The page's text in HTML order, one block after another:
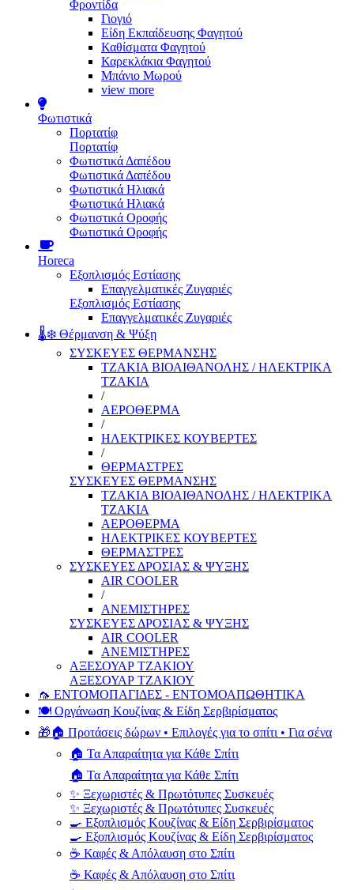
Φροντίδα
Γιογιό
Είδη Εκπαίδευσης Φαγητού
Καθίσματα Φαγητού
Καρεκλάκια Φαγητού
Μπάνιο Μωρού
view more
Φωτιστικά
Πορτατίφ
Πορτατίφ
Φωτιστικά Δαπέδου
Φωτιστικά Δαπέδου
Φωτιστικά Ηλιακά
Φωτιστικά Ηλιακά
Φωτιστικά Οροφής
Φωτιστικά Οροφής
Horeca
Εξοπλισμός Εστίασης
Επαγγελματικές Ζυγαριές
Εξοπλισμός Εστίασης
Επαγγελματικές Ζυγαριές
🌡️❄️ Θέρμανση & Ψύξη
ΣΥΣΚΕΥΕΣ ΘΕΡΜΑΝΣΗΣ
ΤΖΑΚΙΑ ΒΙΟΑΙΘΑΝΟΛΗΣ / ΗΛΕΚΤΡΙΚΑ
ΤΖΑΚΙΑ
/
ΑΕΡΟΘΕΡΜΑ
/
ΗΛΕΚΤΡΙΚΕΣ ΚΟΥΒΕΡΤΕΣ
/
ΘΕΡΜΑΣΤΡΕΣ
ΣΥΣΚΕΥΕΣ ΘΕΡΜΑΝΣΗΣ
ΤΖΑΚΙΑ ΒΙΟΑΙΘΑΝΟΛΗΣ / ΗΛΕΚΤΡΙΚΑ
ΤΖΑΚΙΑ
ΑΕΡΟΘΕΡΜΑ
ΗΛΕΚΤΡΙΚΕΣ ΚΟΥΒΕΡΤΕΣ
ΘΕΡΜΑΣΤΡΕΣ
ΣΥΣΚΕΥΕΣ ΔΡΟΣΙΑΣ & ΨΥΞΗΣ
AIR COOLER
/
ΑΝΕΜΙΣΤΗΡΕΣ
ΣΥΣΚΕΥΕΣ ΔΡΟΣΙΑΣ & ΨΥΞΗΣ
AIR COOLER
ΑΝΕΜΙΣΤΗΡΕΣ
ΑΞΕΣΟΥΑΡ ΤΖΑΚΙΟΥ
ΑΞΕΣΟΥΑΡ ΤΖΑΚΙΟΥ
🦟 ΕΝΤΟΜΟΠΑΓΙΔΕΣ - ΕΝΤΟΜΟΑΠΩΘΗΤΙΚΑ
🍽️ Οργάνωση Κουζίνας & Είδη Σερβιρίσματος
🎁🏠 Προτάσεις δώρων • Επιλογές για το σπίτι • Για σένα
🏠 Τα Απαραίτητα για Κάθε Σπίτι
🏠 Τα Απαραίτητα για Κάθε Σπίτι
✨ Ξεχωριστές & Πρωτότυπες Συσκευές
✨ Ξεχωριστές & Πρωτότυπες Συσκευές
🍳 Εξοπλισμός Κουζίνας & Είδη Σερβιρίσματος
🍳 Εξοπλισμός Κουζίνας & Είδη Σερβιρίσματος
☕ Καφές & Απόλαυση στο Σπίτι
☕ Καφές & Απόλαυση στο Σπίτι